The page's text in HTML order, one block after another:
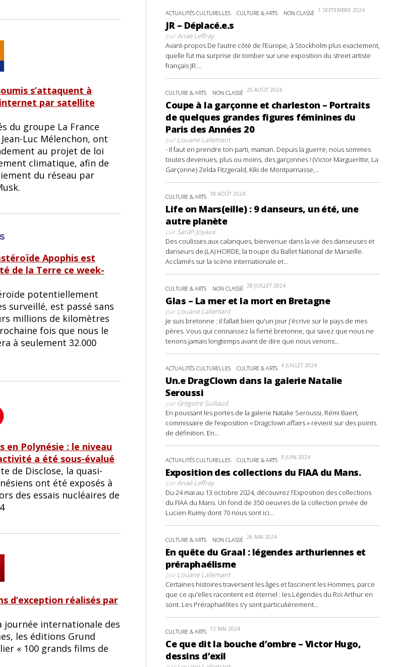
s’attaquent à
par satellite
du groupe La France
Luc Mélenchon, ont
au projet de loi
climatique, afin de
du réseau par
Apophis est
de la Terre ce week-
potentiellement
surveillé, est passé sans
millions de kilomètres
fois que nous le
à seulement 32.000
en Polynésie : le niveau
a été sous-évalué
de Disclose, la quasi-
ont été exposés à
des essais nucléaires de
d’exception réalisés par
journée internationale des
les éditions Grund
« 100 grands films de
ACTUALITÉS CULTURELLES CULTURE & ARTS NON CLASSÉ 1 SEPTEMBRE 2024
JR – Déplacé.e.s
parAnaë Leffray
Avant-propos De l’autre côté de l’Europe, à Stockholm plus exactement,
quelle fut ma surprise de tomber sur une exposition du street artiste
français JR....
CULTURE & ARTS NON CLASSÉ 25 AOÛT 2024
Coupe à la garçonne et charleston – Portraits
de quelques grandes figures féminines du
Paris des Années 20
parLouane Lallemant
- Il faut en prendre ton parti, maman. Depuis la guerre, nous sommes
toutes devenues, plus ou moins, des garçonnes ! (Victor Margueritte, La
Garçonne) Zelda Fitzgerald, Kiki de Montparnasse,...
CULTURE & ARTS 18 AOÛT 2024
Life on Mars(eille) : 9 danseurs, un été, une
autre planète
parSarah Joyaux
Des coulisses aux calanques, bienvenue dans la vie des danseuses et
danseurs de (LA) HORDE, la troupe du Ballet National de Marseille.
Acclamés sur la scène internationale et...
CULTURE & ARTS NON CLASSÉ 28 JUILLET 2024
Glas – La mer et la mort en Bretagne
parLouane Lallemant
Je suis bretonne : il fallait bien qu'un jour j'écrive sur le pays de mes
pères. Vous qui connaissez la fierté bretonne, qui savez que nous ne
tenons jamais longtemps avant de dire que nous venons...
ACTUALITÉS CULTURELLES CULTURE & ARTS 4 JUILLET 2024
Un.e DragClown dans la galerie Natalie
Seroussi
parGrégoire Suillaud
En poussant les portes de la galerie Natalie Seroussi, Rémi Baert,
commissaire de l’exposition « Dragclown affairs » revient sur des points
de définition. En...
ACTUALITÉS CULTURELLES CULTURE & ARTS 9 JUIN 2024
Exposition des collections du FIAA du Mans.
parAnaë Leffray
Du 24 mai au 13 octobre 2024, découvrez l’Exposition des collections
du FIAA du Mans. Un fond de 350 oeuvres de la collection privée de
Lucien Ruimy dont 70 nous sont ici...
CULTURE & ARTS NON CLASSÉ 26 MAI 2024
En quête du Graal : légendes arthuriennes et
préraphaélisme
parLouane Lallemant
Certaines histoires traversent les âges et fascinent les Hommes, parce
que ce qu'elles racontent est éternel : les Légendes du Roi Arthur en
sont. Les Préraphaélites s'y sont particulièrement...
CULTURE & ARTS 12 MAI 2024
Ce que dit la bouche d’ombre – Victor Hugo,
dessins d’exil